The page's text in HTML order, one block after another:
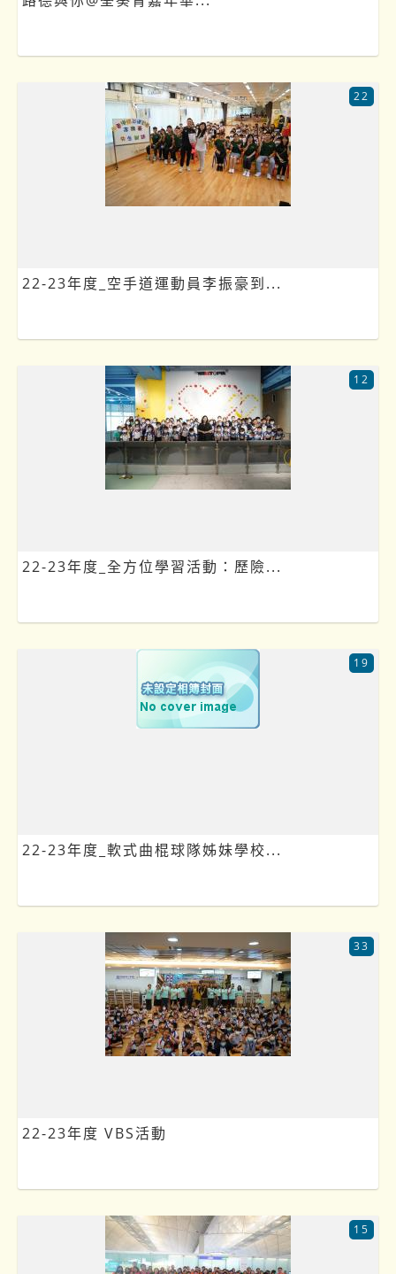
22-23年度_空手道運動員李振豪到...
22
22-23年度_全方位學習活動：歷險...
12
22-23年度_軟式曲棍球隊姊妹學校...
19
22-23年度 VBS活動
33
15